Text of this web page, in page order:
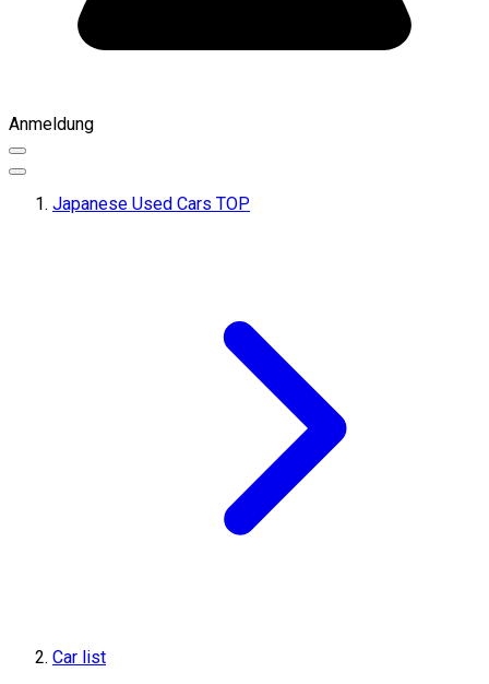
Anmeldung
Japanese Used Cars TOP
Car list